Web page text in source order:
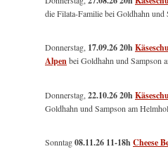
die Filata-Familie bei Goldhahn und
Donnerstag, 17.09.26 20h
Alpenbei Goldhahn und Sampson
Donnerstag,22.10.26 20h
Goldhahn und Sampson am
Sonntag08.11.26 11-18hCheese